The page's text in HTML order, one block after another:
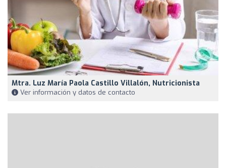
Mtra. Luz María Paola Castillo Villalón, Nutricionista
Ver información y datos de contacto